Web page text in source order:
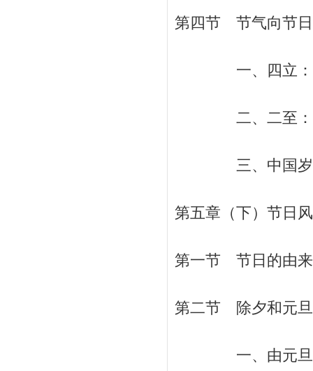
第四节 节气向节
一、四立：立
二、二至：
三、中国岁
第五章（下）节日
第一节 节日的由
第二节 除夕和元
一、由元旦